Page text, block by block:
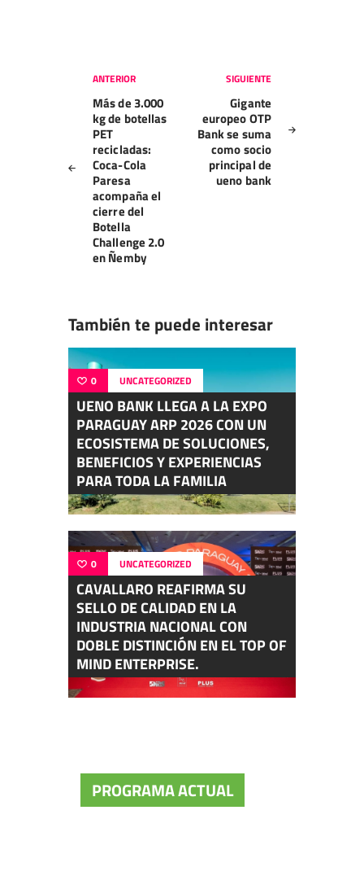
Navegación
entradas
ANTERIOR
Más de 3.000
kg de botellas
PET
recicladas:
Coca-Cola
Paresa
acompaña el
cierre del
Botella
Challenge 2.0
en Ñemby
SIGUIENTE
Gigante
europeo OTP
Bank se suma
como socio
principal de
ueno bank
También te puede interesar
0 UNCATEGORIZED
UENO BANK LLEGA A LA EXPO
PARAGUAY ARP 2026 CON UN
ECOSISTEMA DE SOLUCIONES,
BENEFICIOS Y EXPERIENCIAS
PARA TODA LA FAMILIA
0 UNCATEGORIZED
CAVALLARO REAFIRMA SU
SELLO DE CALIDAD EN LA
INDUSTRIA NACIONAL CON
DOBLE DISTINCIÓN EN EL TOP OF
MIND ENTERPRISE.
PROGRAMA ACTUAL